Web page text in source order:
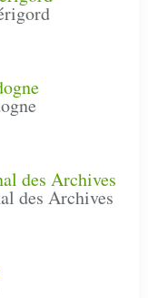
des Archives